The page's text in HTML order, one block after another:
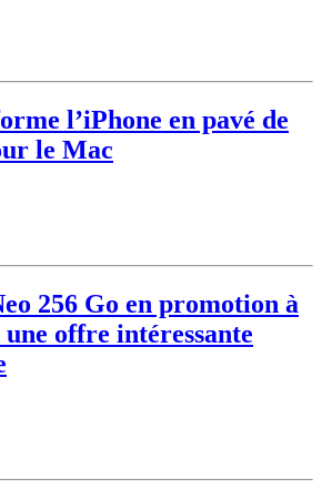
l’iPhone en pavé de
le Mac
256 Go en promotion à
une offre intéressante